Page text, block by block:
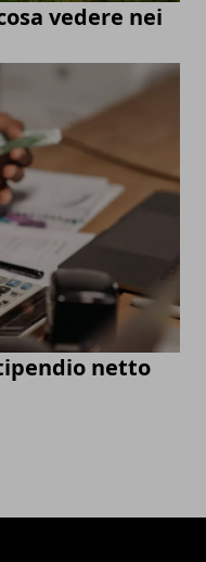
vedere nei
netto